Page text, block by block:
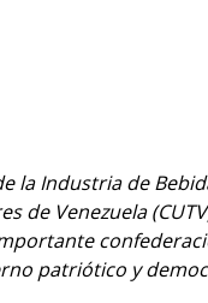
la Industria de
de Venezuela
patriótico y